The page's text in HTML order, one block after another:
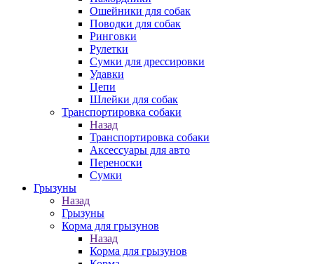
Ошейники для собак
Поводки для собак
Ринговки
Рулетки
Сумки для дрессировки
Удавки
Цепи
Шлейки для собак
Транспортировка собаки
Назад
Транспортировка собаки
Аксессуары для авто
Переноски
Сумки
Грызуны
Назад
Грызуны
Корма для грызунов
Назад
Корма для грызунов